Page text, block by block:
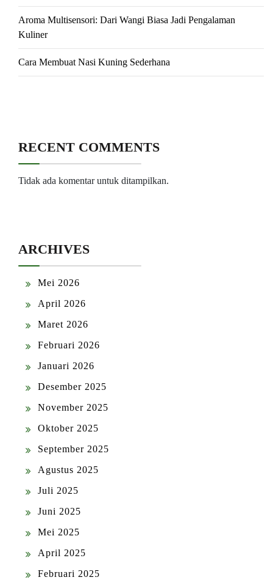
Aroma Multisensori: Dari Wangi Biasa Jadi Pengalaman
Kuliner
Cara Membuat Nasi Kuning Sederhana
RECENT COMMENTS
Tidak ada komentar untuk ditampilkan.
ARCHIVES
Mei 2026
April 2026
Maret 2026
Februari 2026
Januari 2026
Desember 2025
November 2025
Oktober 2025
September 2025
Agustus 2025
Juli 2025
Juni 2025
Mei 2025
April 2025
Februari 2025